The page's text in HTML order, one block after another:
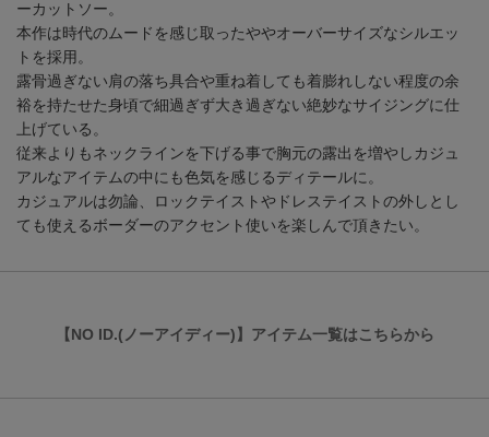
ーカットソー。
本作は時代のムードを感じ取ったややオーバーサイズなシルエッ
トを採用。
露骨過ぎない肩の落ち具合や重ね着しても着膨れしない程度の余
裕を持たせた身頃で細過ぎず大き過ぎない絶妙なサイジングに仕
上げている。
従来よりもネックラインを下げる事で胸元の露出を増やしカジュ
アルなアイテムの中にも色気を感じるディテールに。
カジュアルは勿論、ロックテイストやドレステイストの外しとし
ても使えるボーダーのアクセント使いを楽しんで頂きたい。
【NO ID.(ノーアイディー)】アイテム一覧はこちらから